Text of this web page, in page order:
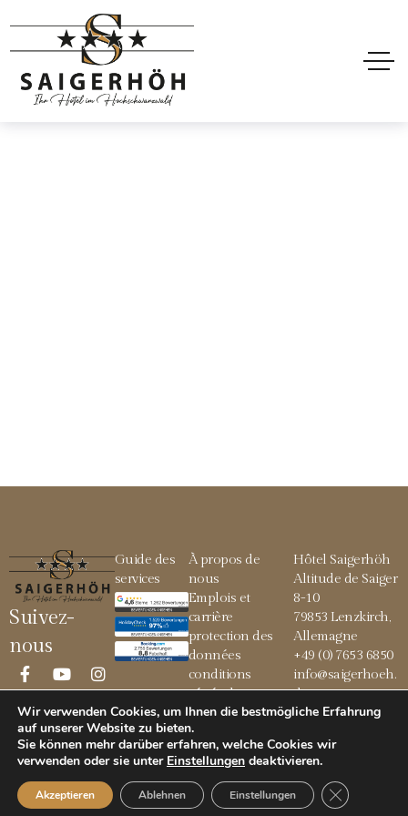
Suivez-
nous
Guide des
services
À propos de
nous
Emplois et
carrière
protection des
données
conditions
générales
Mentions légales
Hôtel Saigerhöh
Altitude de Saiger
8-10
79853 Lenzkirch,
Allemagne
+49 (0) 7653 6850
info@saigerhoeh.
de
© 2026 Saigerhöh
Wir verwenden Cookies, um Ihnen die bestmögliche Erfahrung
auf unserer Website zu bieten.
Sie können mehr darüber erfahren, welche Cookies wir
verwenden oder sie unter Einstellungen deaktivieren.
Akzeptieren Ablehnen Einstellungen GDPR